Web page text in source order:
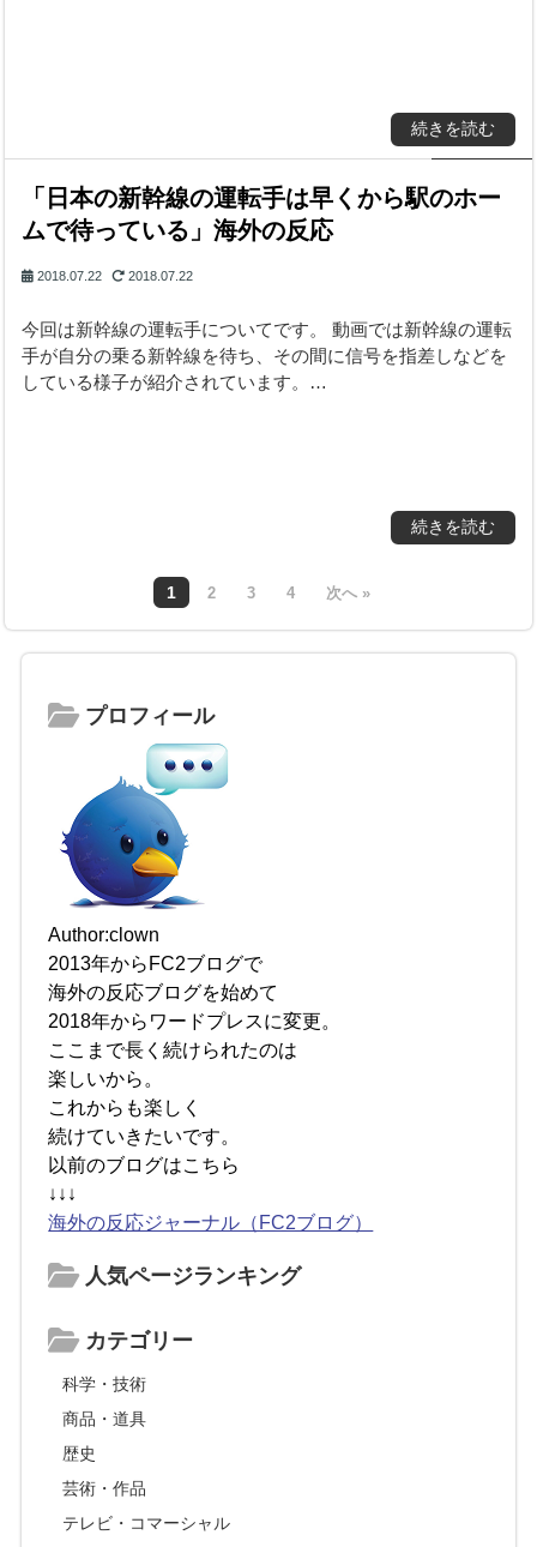
続きを読む
「日本の新幹線の運転手は早くから駅のホー
ムで待っている」海外の反応
2018.07.22 2018.07.22
今回は新幹線の運転手についてです。 動画では新幹線の運転
手が自分の乗る新幹線を待ち、その間に信号を指差しなどを
している様子が紹介されています。…
続きを読む
1 2 3 4 次へ »
プロフィール
Author:clown
2013年からFC2ブログで
海外の反応ブログを始めて
2018年からワードプレスに変更。
ここまで長く続けられたのは
楽しいから。
これからも楽しく
続けていきたいです。
以前のブログはこちら
↓↓↓
海外の反応ジャーナル（FC2ブログ）
人気ページランキング
カテゴリー
科学・技術
商品・道具
歴史
芸術・作品
テレビ・コマーシャル